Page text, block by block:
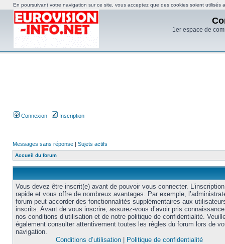
1er espace de
Connexion Inscription
Messages sans réponse | Sujets actifs
Accueil du forum
Vous devez être inscrit(e) avant de pouvoir vous connecter.
rapide et vous offre de nombreux avantages. Par exemple,
forum peut accorder des fonctionnalités supplémentaires aux
inscrits. Avant de vous inscrire, assurez-vous d’avoir pris
nos conditions d’utilisation et de notre politique de confidentialité.
également consulter attentivement toutes les règles du forum lors de
navigation.
Conditions d’utilisation
Politique de confidentialité
En poursuivant votre navigation sur ce site, vous acceptez que des cookies soient